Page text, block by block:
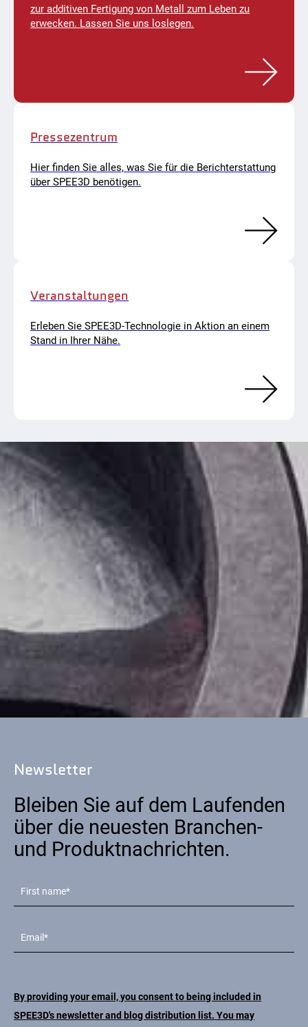
zur additiven Fertigung von Metall zum Leben zu
erwecken. Lassen Sie uns loslegen.
Pressezentrum
Hier finden Sie alles, was Sie für die Berichterstattung
über SPEE3D benötigen.
Veranstaltungen
Erleben Sie SPEE3D-Technologie in Aktion an einem
Stand in Ihrer Nähe.
Newsletter
Bleiben Sie auf dem Laufenden
über die neuesten Branchen-
und Produktnachrichten.
By providing your email, you consent to being included in
SPEE3D's newsletter and blog distribution list. You may